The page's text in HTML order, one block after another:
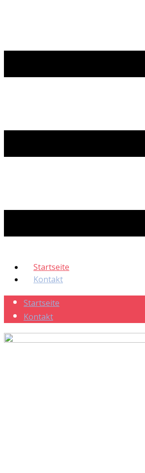
Startseite
Kontakt
Startseite
Kontakt